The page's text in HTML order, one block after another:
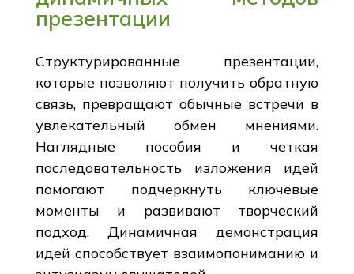
презентации
Структурированные презентации,
которые позволяют получить обратную
связь, превращают обычные встречи в
увлекательный обмен мнениями.
Наглядные пособия и четкая
последовательность изложения идей
помогают подчеркнуть ключевые
моменты и развивают творческий
подход. Динамичная демонстрация
идей способствует взаимопониманию и